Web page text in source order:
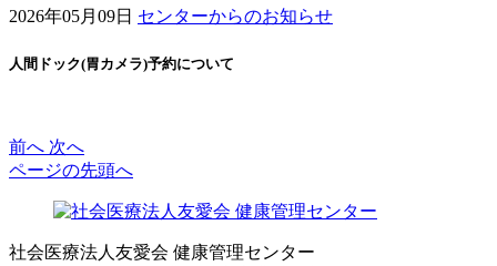
2026年05月09日 センターからのお知らせ
人間ドック(胃カメラ)予約について
前へ 次へ
ページの先頭へ
社会医療法人友愛会 健康管理センター